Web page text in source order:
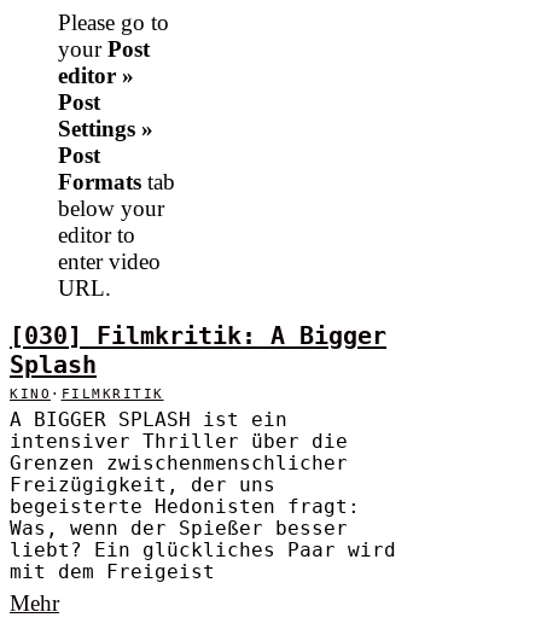
Please go to
yourPost
editor »
Post
Settings »
Post
Formats tab
below your
editor to
enter video
URL.
[030] Filmkritik: A Bigger
Splash
KINO · FILMKRITIK
A BIGGER SPLASH ist ein
intensiver Thriller über die
Grenzen zwischenmenschlicher
Freizügigkeit, der uns
begeisterte Hedonisten fragt:
Was, wenn der Spießer besser
liebt? Ein glückliches Paar wird
mit dem Freigeist
Mehr